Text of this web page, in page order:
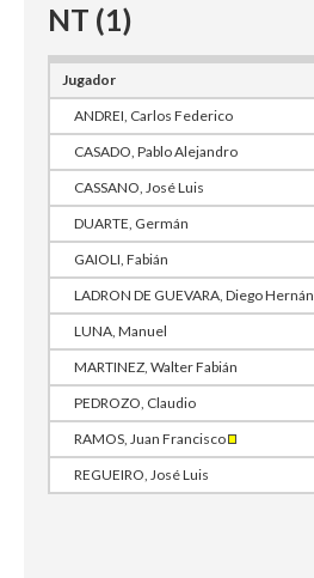
NT (1)
Jugador
ANDREI, Carlos Federico
CASADO, Pablo Alejandro
CASSANO, José Luis
DUARTE, Germán
GAIOLI, Fabián
LADRON DE GUEVARA, Diego Hernán
LUNA, Manuel
MARTINEZ, Walter Fabián
PEDROZO, Claudio
RAMOS, Juan Francisco
REGUEIRO, José Luis